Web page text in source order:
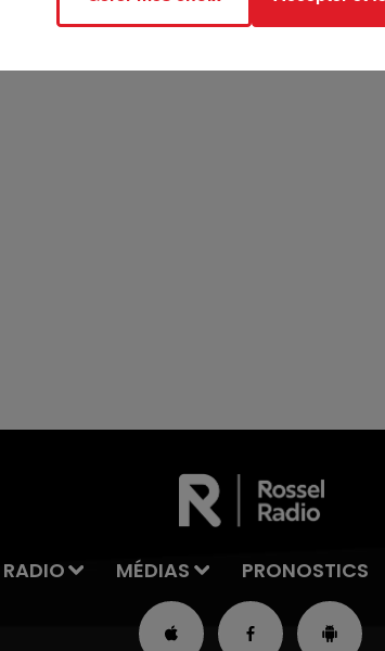
RADIO MÉDIAS PRONOSTICS